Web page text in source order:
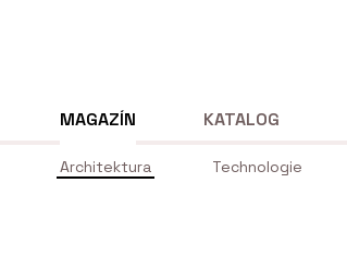
MAGAZÍN
Architektura Technologie
KATALOG